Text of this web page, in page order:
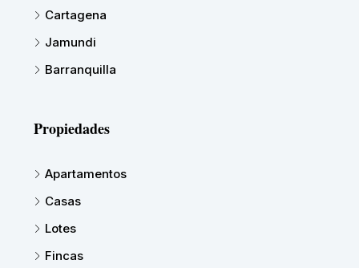
Cartagena
Jamundi
Barranquilla
Propiedades
Apartamentos
Casas
Lotes
Fincas